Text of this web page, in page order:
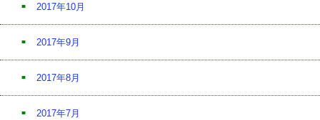
2017年10月
2017年9月
2017年8月
2017年7月